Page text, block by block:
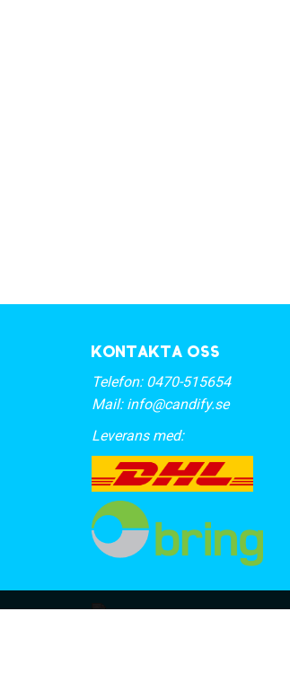
Kontakta oss
Telefon: 0470-515654
Mail: info@candify.se
Leverans med: